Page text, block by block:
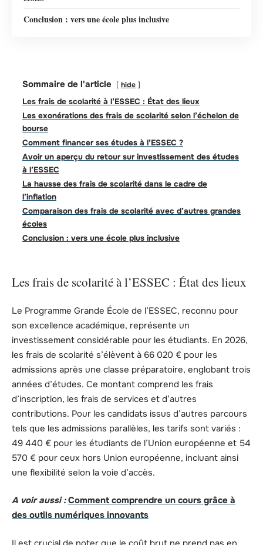
Conclusion : vers une école plus inclusive
Sommaire de l'article hide
Les frais de scolarité à l’ESSEC : État des lieux
Les exonérations des frais de scolarité selon l’échelon de
bourse
Comment financer ses études à l’ESSEC ?
Avoir un aperçu du retour sur investissement des études
à l’ESSEC
La hausse des frais de scolarité dans le cadre de
l’inflation
Comparaison des frais de scolarité avec d’autres grandes
écoles
Conclusion : vers une école plus inclusive
Les frais de scolarité à l’ESSEC : État des lieux
Le Programme Grande École de l’ESSEC, reconnu pour
son excellence académique, représente un
investissement considérable pour les étudiants. En 2026,
les frais de scolarité s’élèvent à 66 020 € pour les
admissions après une classe préparatoire, englobant trois
années d’études. Ce montant comprend les frais
d’inscription, les frais de services et d’autres
contributions. Pour les candidats issus d’autres parcours
tels que les admissions parallèles, les tarifs sont variés :
49 440 € pour les étudiants de l’Union européenne et 54
570 € pour ceux hors Union européenne, incluant ainsi
une flexibilité selon la voie d’accès.
A voir aussi : Comment comprendre un cours grâce à
des outils numériques innovants